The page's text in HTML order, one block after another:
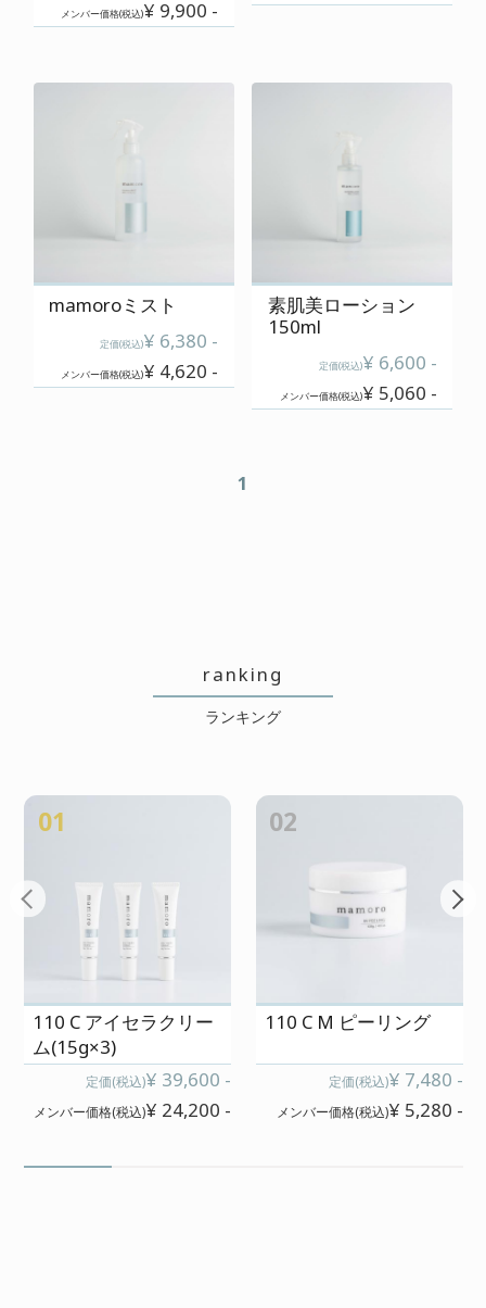
メンバー価格(税込)¥ 9,900 -
mamoroミスト
定価(税込)¥ 6,380 -
メンバー価格(税込)¥ 4,620 -
素肌美ローション
150ml
定価(税込)¥ 6,600 -
メンバー価格(税込)¥ 5,060 -
1
ranking
ランキング
01
110 C アイセラクリー
ム(15g×3)
定価(税込)¥ 39,600 -
メンバー価格(税込)¥ 24,200 -
02
110 C M ピーリング
定価(税込)¥ 7,480 -
メンバー価格(税込)¥ 5,280 -